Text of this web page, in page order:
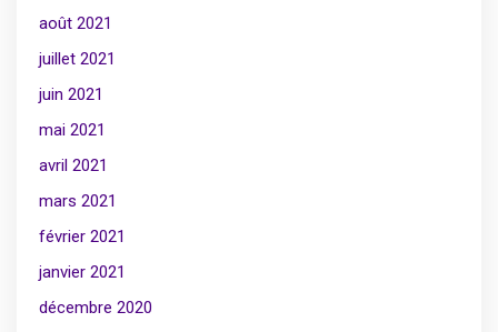
août 2021
juillet 2021
juin 2021
mai 2021
avril 2021
mars 2021
février 2021
janvier 2021
décembre 2020